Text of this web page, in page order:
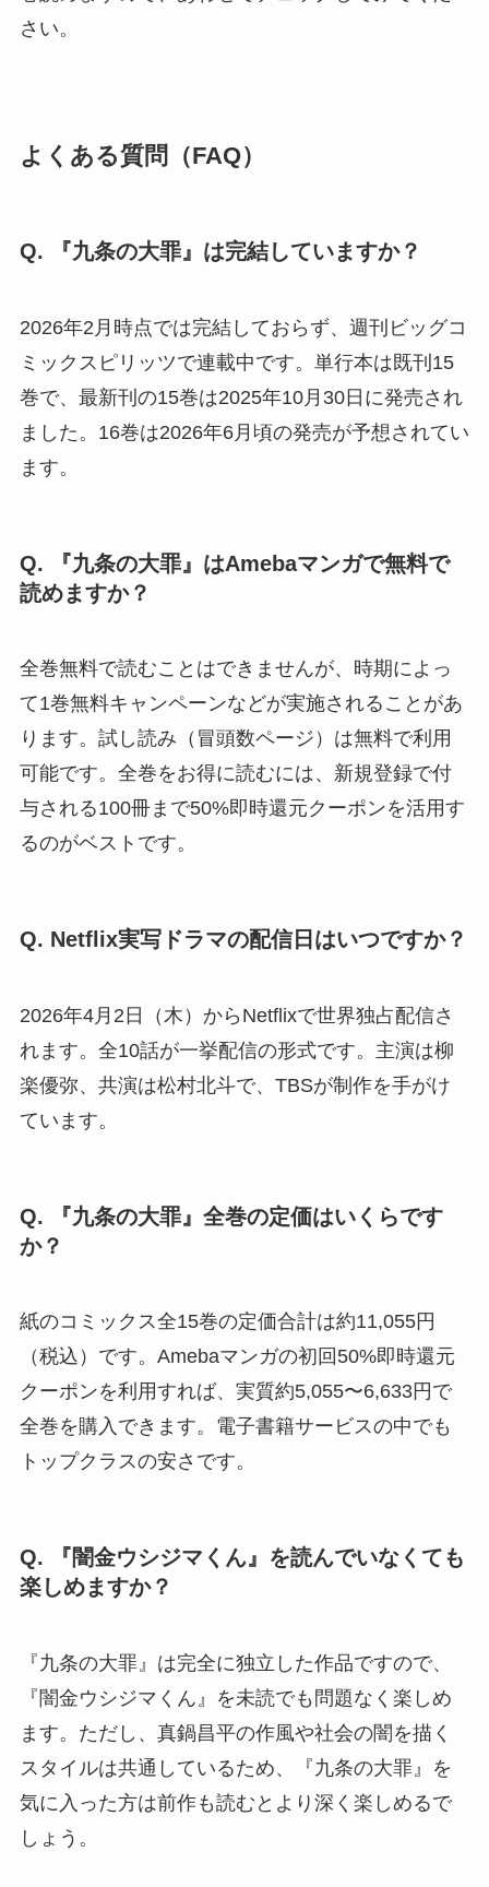
さい。
よくある質問（FAQ）
Q. 『九条の大罪』は完結していますか？
2026年2月時点では完結しておらず、週刊ビッグコ
ミックスピリッツで連載中です。単行本は既刊15
巻で、最新刊の15巻は2025年10月30日に発売され
ました。16巻は2026年6月頃の発売が予想されてい
ます。
Q. 『九条の大罪』はAmebaマンガで無料で
読めますか？
全巻無料で読むことはできませんが、時期によっ
て1巻無料キャンペーンなどが実施されることがあ
ります。試し読み（冒頭数ページ）は無料で利用
可能です。全巻をお得に読むには、新規登録で付
与される100冊まで50%即時還元クーポンを活用す
るのがベストです。
Q. Netflix実写ドラマの配信日はいつですか？
2026年4月2日（木）からNetflixで世界独占配信さ
れます。全10話が一挙配信の形式です。主演は柳
楽優弥、共演は松村北斗で、TBSが制作を手がけ
ています。
Q. 『九条の大罪』全巻の定価はいくらです
か？
紙のコミックス全15巻の定価合計は約11,055円
（税込）です。Amebaマンガの初回50%即時還元
クーポンを利用すれば、実質約5,055〜6,633円で
全巻を購入できます。電子書籍サービスの中でも
トップクラスの安さです。
Q. 『闇金ウシジマくん』を読んでいなくても
楽しめますか？
『九条の大罪』は完全に独立した作品ですので、
『闇金ウシジマくん』を未読でも問題なく楽しめ
ます。ただし、真鍋昌平の作風や社会の闇を描く
スタイルは共通しているため、『九条の大罪』を
気に入った方は前作も読むとより深く楽しめるで
しょう。